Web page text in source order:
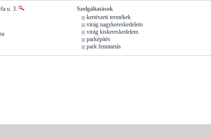
u. 3.
Szolgáltatások
kertészeti termékek
virág nagykereskedelem
virág kiskereskedelem
parképítés
park fenntartás